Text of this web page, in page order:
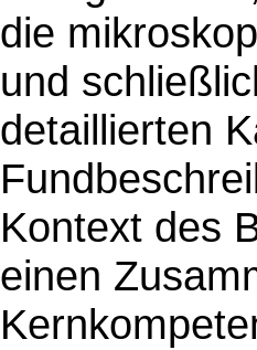
die
und
detaillierten
Kontext des
einen